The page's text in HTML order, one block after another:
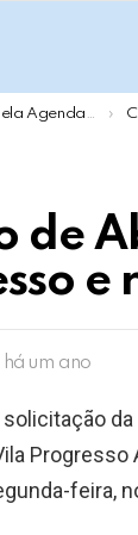
Agenda Itu
de
e
há um ano
solicitação
feira,